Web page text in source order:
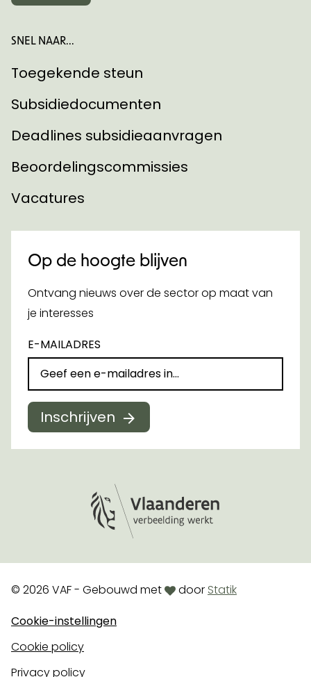
SNEL NAAR...
Toegekende steun
Subsidiedocumenten
Deadlines subsidieaanvragen
Beoordelingscommissies
Vacatures
Op de hoogte blijven
Ontvang nieuws over de sector op maat van
je interesses
E-MAILADRES
Inschrijven
© 2026 VAF - Gebouwd metlovedoor Statik
Cookie-instellingen
Cookie policy
Privacy policy